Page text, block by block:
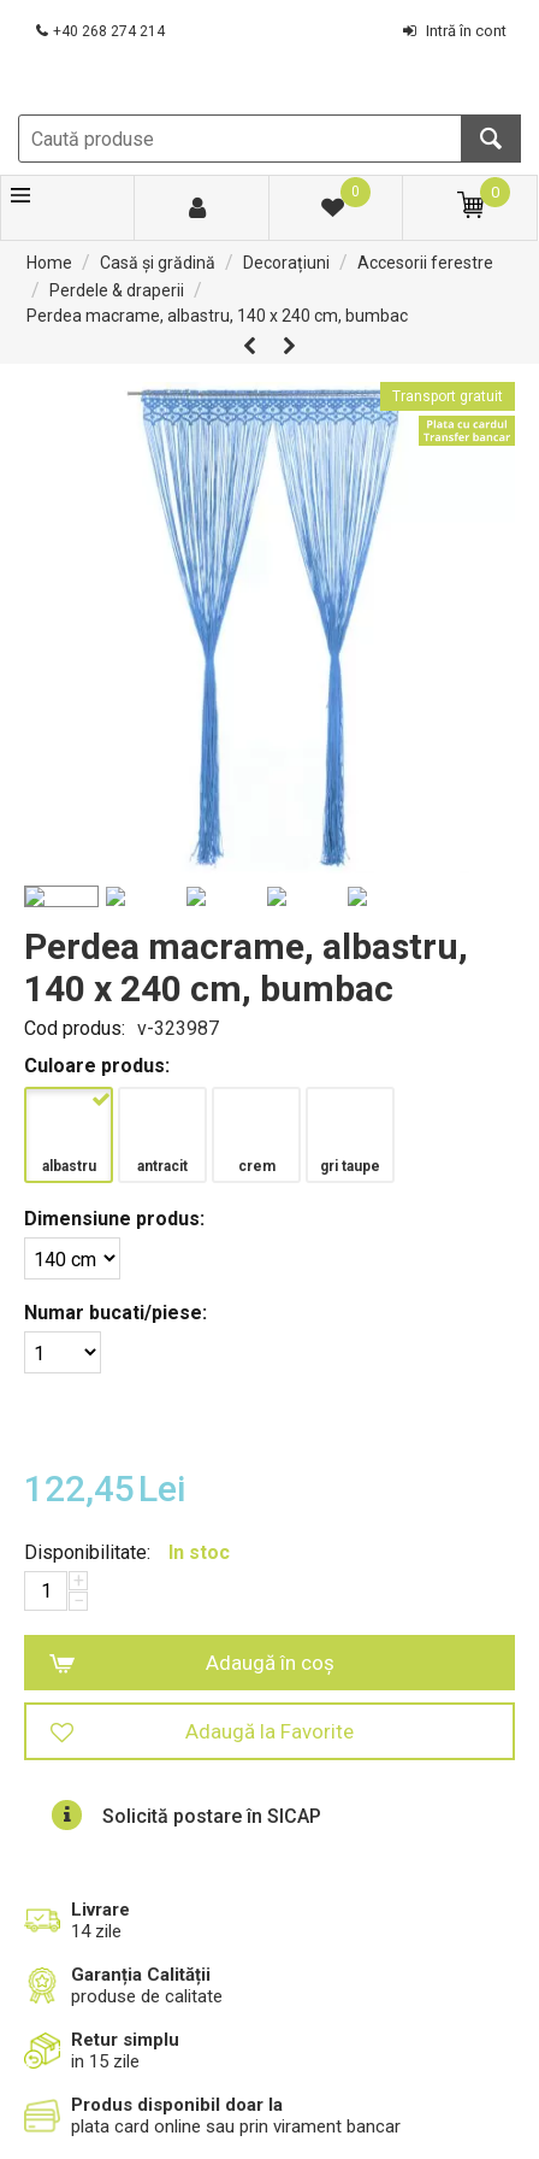
+40 268 274 214 Intră în cont
0 0
Home / Casă și grădină / Decorațiuni / Accesorii ferestre
/ Perdele & draperii /
Perdea macrame, albastru, 140 x 240 cm, bumbac
Transport gratuit
Perdea macrame, albastru,
140 x 240 cm, bumbac
Cod produs: v-323987
Culoare produs:
albastru antracit crem gri taupe
Dimensiune produs:
Numar bucati/piese:
122,45Lei
Disponibilitate:
In stoc
+
−
Adaugă în coș
Adaugă la Favorite
Solicită postare în SICAP
Livrare
14 zile
Garanția Calității
produse de calitate
Retur simplu
in 15 zile
Produs disponibil doar la
plata card online sau prin virament bancar